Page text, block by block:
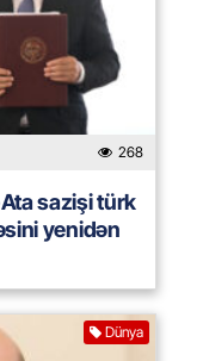
268
sazişi türk
yenidən
Dünya